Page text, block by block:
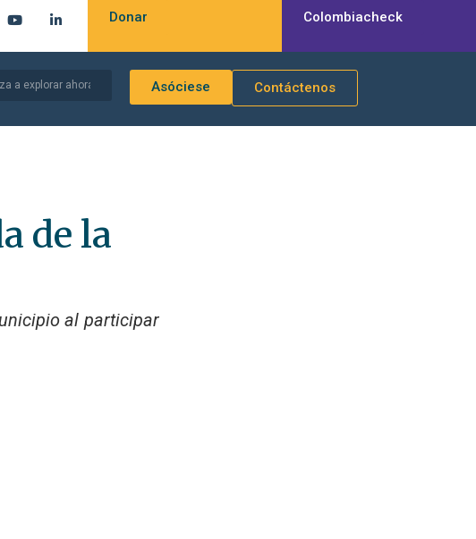
Donar Colombiacheck
Asóciese Contáctenos
de la
al participar